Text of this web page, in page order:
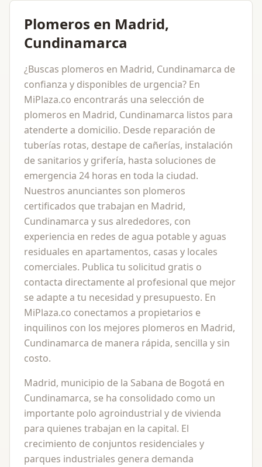
Plomeros en Madrid,
Cundinamarca
¿Buscas plomeros en Madrid, Cundinamarca de
confianza y disponibles de urgencia? En
MiPlaza.co encontrarás una selección de
plomeros en Madrid, Cundinamarca listos para
atenderte a domicilio. Desde reparación de
tuberías rotas, destape de cañerías, instalación
de sanitarios y grifería, hasta soluciones de
emergencia 24 horas en toda la ciudad.
Nuestros anunciantes son plomeros
certificados que trabajan en Madrid,
Cundinamarca y sus alrededores, con
experiencia en redes de agua potable y aguas
residuales en apartamentos, casas y locales
comerciales. Publica tu solicitud gratis o
contacta directamente al profesional que mejor
se adapte a tu necesidad y presupuesto. En
MiPlaza.co conectamos a propietarios e
inquilinos con los mejores plomeros en Madrid,
Cundinamarca de manera rápida, sencilla y sin
costo.
Madrid, municipio de la Sabana de Bogotá en
Cundinamarca, se ha consolidado como un
importante polo agroindustrial y de vivienda
para quienes trabajan en la capital. El
crecimiento de conjuntos residenciales y
parques industriales genera demanda